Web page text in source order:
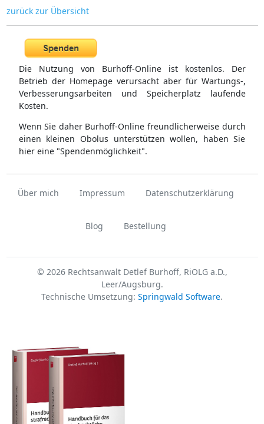
zurück zur Übersicht
Die Nutzung von Burhoff-Online ist kostenlos. Der
Betrieb der Homepage verursacht aber für Wartungs-,
Verbesserungsarbeiten und Speicherplatz laufende
Kosten.
Wenn Sie daher Burhoff-Online freundlicherweise durch
einen kleinen Obolus unterstützen wollen, haben Sie
hier eine "Spendenmöglichkeit".
Über mich Impressum Datenschutzerklärung
Blog Bestellung
© 2026 Rechtsanwalt Detlef Burhoff, RiOLG a.D.,
Leer/Augsburg.
Technische Umsetzung: Springwald Software.